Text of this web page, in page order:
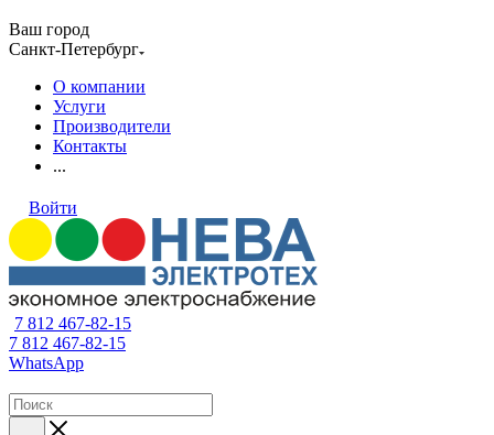
Ваш город
Санкт-Петербург
О компании
Услуги
Производители
Контакты
...
Войти
7 812 467-82-15
7 812 467-82-15
WhatsApp